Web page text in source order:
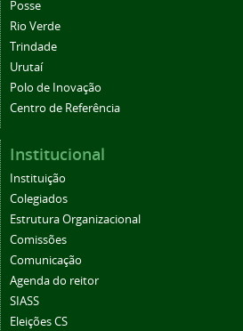
Posse
Rio Verde
Trindade
Urutaí
Polo de Inovação
Centro de Referência
Institucional
Instituição
Colegiados
Estrutura Organizacional
Comissões
Comunicação
Agenda do reitor
SIASS
Eleições CS